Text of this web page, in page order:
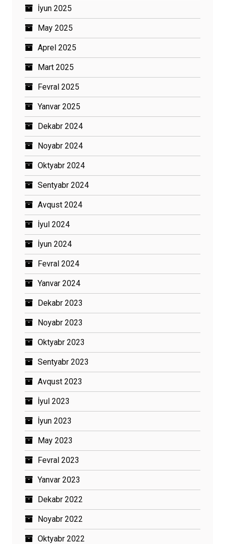
İyun 2025
May 2025
Aprel 2025
Mart 2025
Fevral 2025
Yanvar 2025
Dekabr 2024
Noyabr 2024
Oktyabr 2024
Sentyabr 2024
Avqust 2024
İyul 2024
İyun 2024
Fevral 2024
Yanvar 2024
Dekabr 2023
Noyabr 2023
Oktyabr 2023
Sentyabr 2023
Avqust 2023
İyul 2023
İyun 2023
May 2023
Fevral 2023
Yanvar 2023
Dekabr 2022
Noyabr 2022
Oktyabr 2022